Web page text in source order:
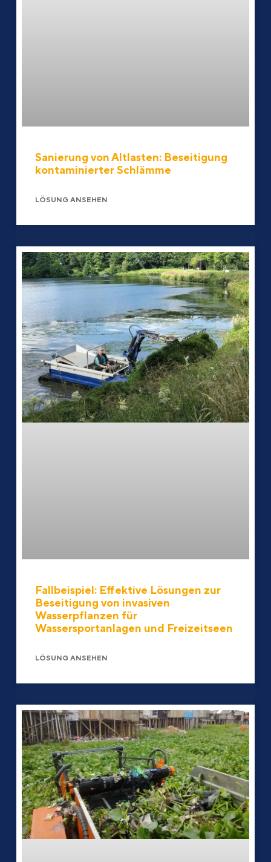
Sanierung von Altlasten: Beseitigung
kontaminierter Schlämme
LÖSUNG ANSEHEN
Fallbeispiel: Effektive Lösungen zur
Beseitigung von invasiven
Wasserpflanzen für
Wassersportanlagen und Freizeitseen
LÖSUNG ANSEHEN